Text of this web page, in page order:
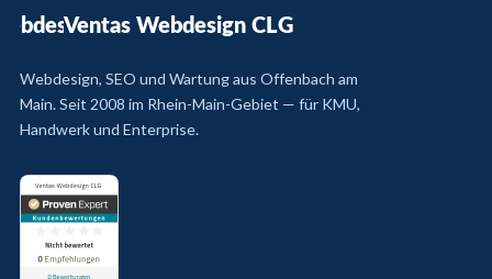
Ventas Webdesign CLG
Webdesign, SEO und Wartung aus Offenbach am
Main. Seit 2008 im Rhein-Main-Gebiet — für KMU,
Handwerk und Enterprise.